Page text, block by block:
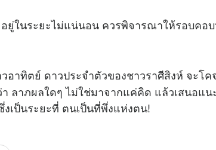
ยู่ในระยะไม่แน่นอน ควรพิจารณาให้รอบคอ
าทิตย์ ดาวประจำตัวของชาวราศีสิงห์ จะโค
าภผลใดๆ ไม่ใช่มาจากแค่คิด แล้วเสนอแน
เป็นระยะที่ ตนเป็นที่พึ่งแห่งตน!